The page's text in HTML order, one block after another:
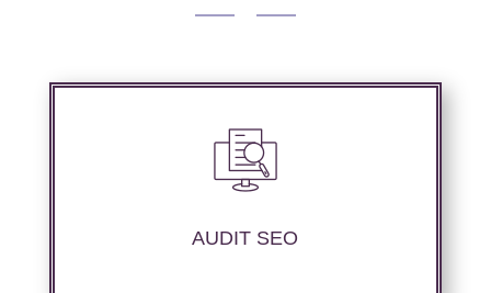
AUDIT SEO
Nous réalisons un audit de votre site web à
travers les mots clés pertinents, les principaux